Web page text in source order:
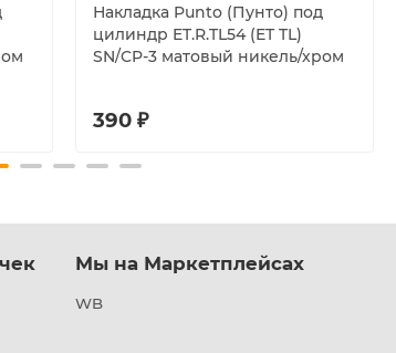
Накладка Punto (Пунто) под
цилиндр ET.R.TL54 (ET TL)
SN/CP-3 матовый никель/хром
390 ₽
Мы на Маркетплейсах
WB